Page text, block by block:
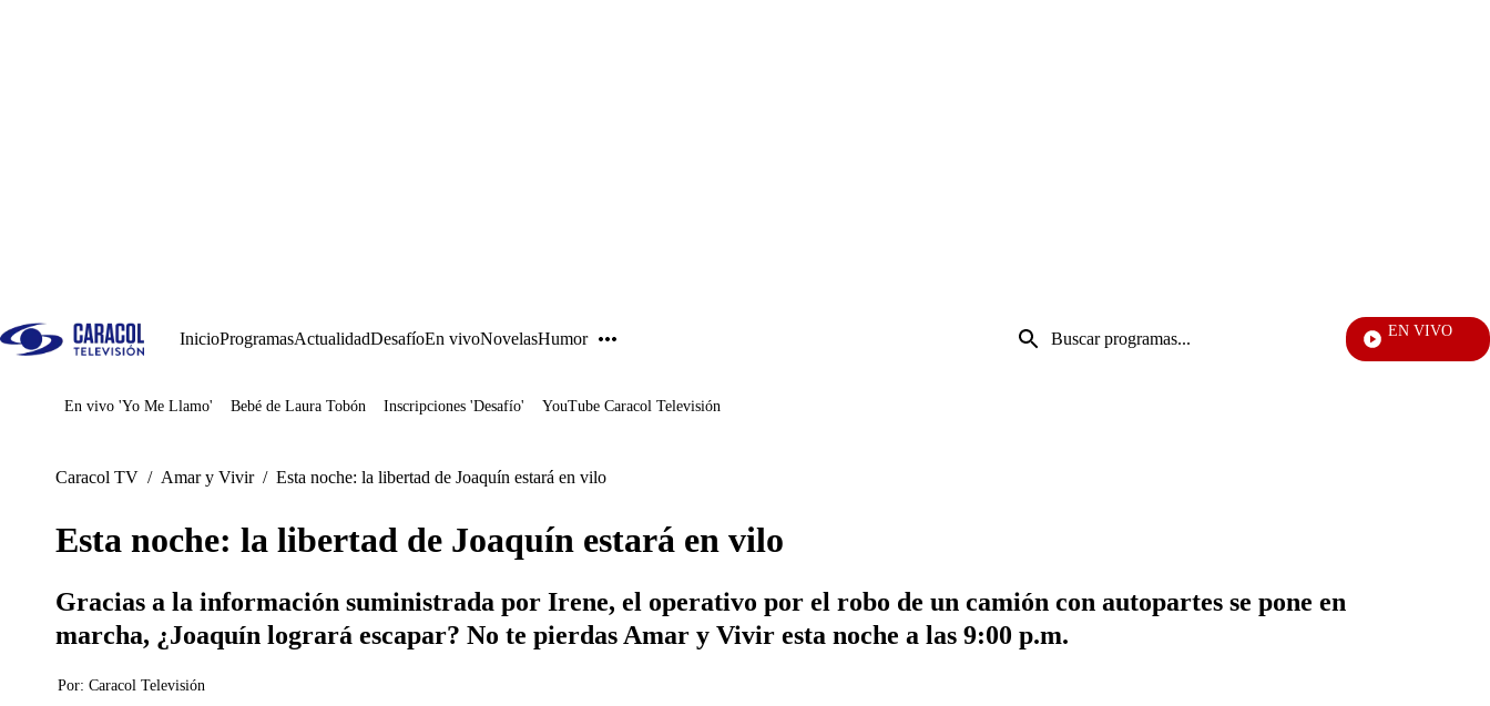
InicioProgramasActualidadDesafíoEn vivoNovelasHumor
Entrada
de
EN VIVO
Juegos
En vivo 'Yo Me Llamo' Bebé de Laura Tobón Inscripciones 'Desafío' YouTube Caracol Televisión
Caracol TV / Amar y Vivir / Esta noche: la libertad de Joaquín estará en vilo
Esta noche: la libertad de Joaquín estará en vilo
Gracias a la información suministrada por Irene, el operativo por el robo de un camión con autopartes se pone en
marcha, ¿Joaquín logrará escapar? No te pierdas Amar y Vivir esta noche a las 9:00 p.m.
Por: Caracol Televisión